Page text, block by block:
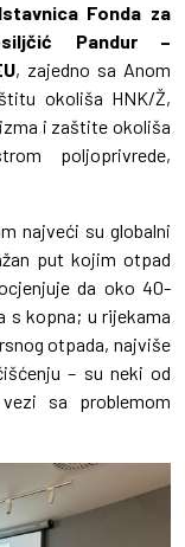
Fonda za
Pandur –
, zajedno sa Anom
okoliša HNK/Ž,
i zaštite okoliša
poljoprivrede,
najveći su globalni
put kojim otpad
da oko 40-
s kopna; u rijekama
otpada, najviše
– su neki od
sa problemom